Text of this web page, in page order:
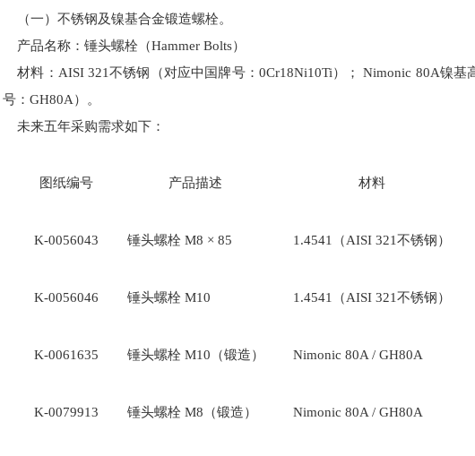
（一）不锈钢及镍基合金锻造螺栓。
产品名称：锤头螺栓（Hammer Bolts）
材料：AISI 321不锈钢（对应中国牌号：0Cr18Ni10Ti）； Nimonic 80A镍基
号：GH80A）。
未来五年采购需求如下：
图纸编号 产品描述 材料
K-0056043 锤头螺栓 M8 × 85 1.4541（AISI 321不锈钢）
K-0056046 锤头螺栓 M10 1.4541（AISI 321不锈钢）
K-0061635 锤头螺栓 M10（锻造） Nimonic 80A / GH80A
K-0079913 锤头螺栓 M8（锻造） Nimonic 80A / GH80A